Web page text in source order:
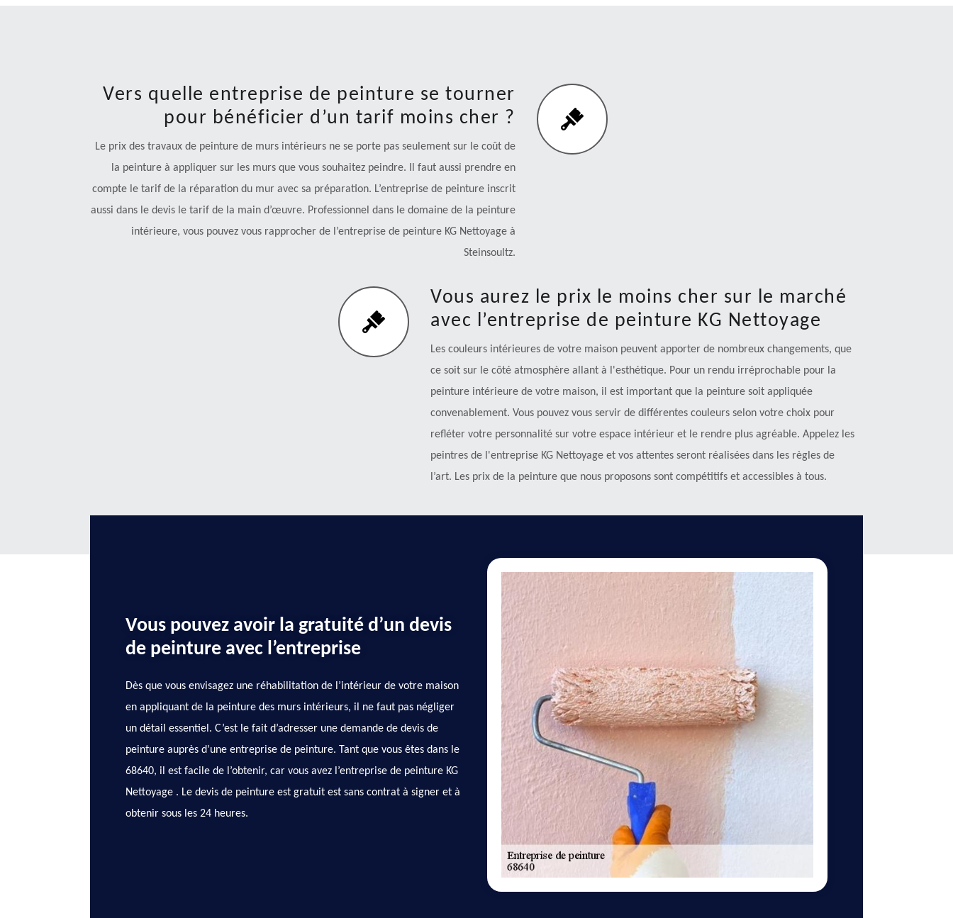
Vers quelle entreprise de peinture se tourner
pour bénéficier d’un tarif moins cher ?
Le prix des travaux de peinture de murs intérieurs ne se porte pas seulement sur le coût de
la peinture à appliquer sur les murs que vous souhaitez peindre. Il faut aussi prendre en
compte le tarif de la réparation du mur avec sa préparation. L’entreprise de peinture inscrit
aussi dans le devis le tarif de la main d’œuvre. Professionnel dans le domaine de la peinture
intérieure, vous pouvez vous rapprocher de l’entreprise de peinture KG Nettoyage à
Steinsoultz.
Vous aurez le prix le moins cher sur le marché
avec l’entreprise de peinture KG Nettoyage
Les couleurs intérieures de votre maison peuvent apporter de nombreux changements, que
ce soit sur le côté atmosphère allant à l'esthétique. Pour un rendu irréprochable pour la
peinture intérieure de votre maison, il est important que la peinture soit appliquée
convenablement. Vous pouvez vous servir de différentes couleurs selon votre choix pour
refléter votre personnalité sur votre espace intérieur et le rendre plus agréable. Appelez les
peintres de l'entreprise KG Nettoyage et vos attentes seront réalisées dans les règles de
l’art. Les prix de la peinture que nous proposons sont compétitifs et accessibles à tous.
Vous pouvez avoir la gratuité d’un devis
de peinture avec l’entreprise
Dès que vous envisagez une réhabilitation de l’intérieur de votre maison
en appliquant de la peinture des murs intérieurs, il ne faut pas négliger
un détail essentiel. C’est le fait d’adresser une demande de devis de
peinture auprès d’une entreprise de peinture. Tant que vous êtes dans le
68640, il est facile de l’obtenir, car vous avez l’entreprise de peinture KG
Nettoyage . Le devis de peinture est gratuit est sans contrat à signer et à
obtenir sous les 24 heures.